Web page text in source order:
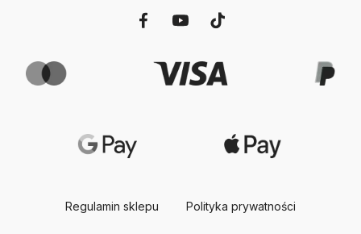
Regulamin sklepu Polityka prywatności